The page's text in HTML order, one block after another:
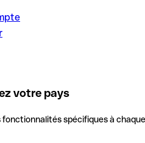
votre pays
fonctionnalités spécifiques à